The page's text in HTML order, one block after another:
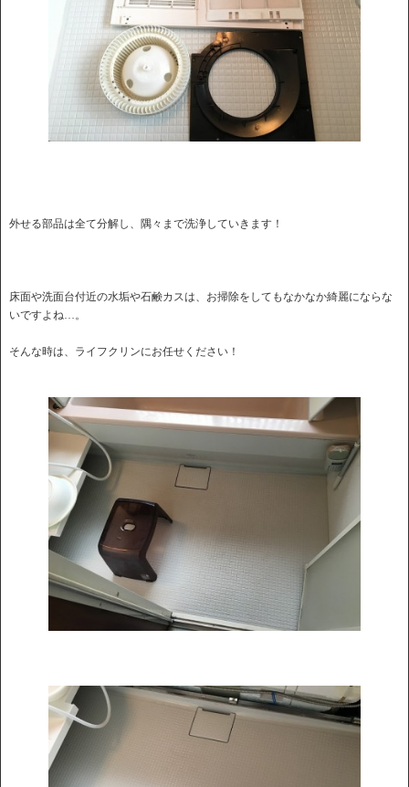
外せる部品は全て分解し、隅々まで洗浄していきます！
床面や洗面台付近の水垢や石鹸カスは、お掃除をしてもなかなか綺麗にならな
いですよね…。
そんな時は、ライフクリンにお任せください！